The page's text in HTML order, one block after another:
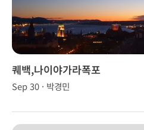
퀘백,나이야가라폭포
Sep 30 · 박경민